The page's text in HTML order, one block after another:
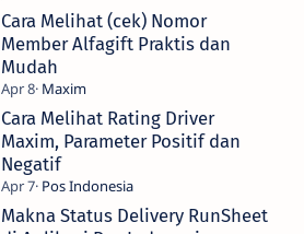
Cara Melihat (cek) Nomor
Member Alfagift Praktis dan
Mudah
Cara Melihat Rating Driver
Maxim, Parameter Positif dan
Negatif
Makna Status Delivery RunSheet